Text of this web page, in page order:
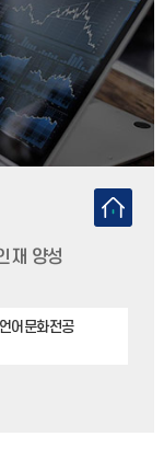
재 양성
어문화전공